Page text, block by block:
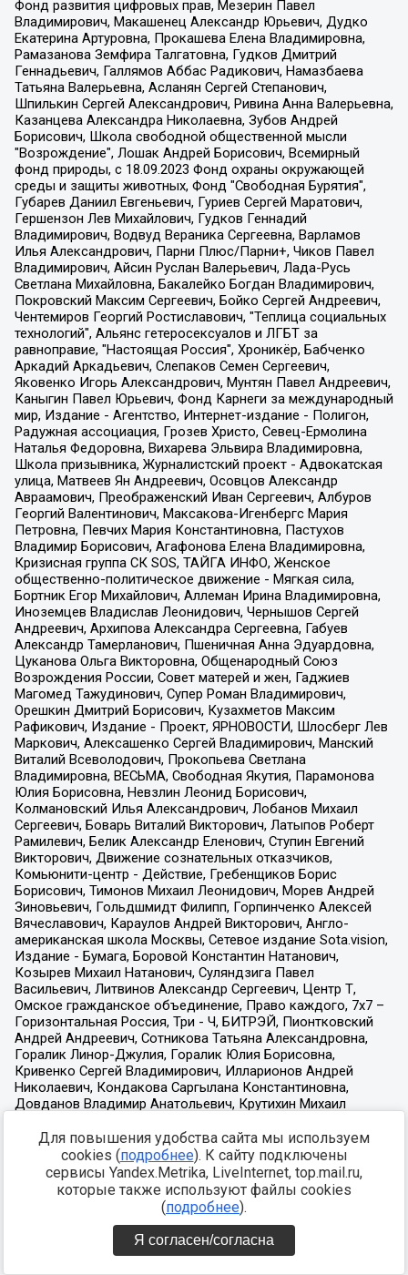
Для повышения удобства сайта мы используем
cookies (подробнее). К сайту подключены
сервисы Yandex.Metrika, LiveInternet, top.mail.ru,
которые также используют файлы cookies
(подробнее).
Я согласен/согласна